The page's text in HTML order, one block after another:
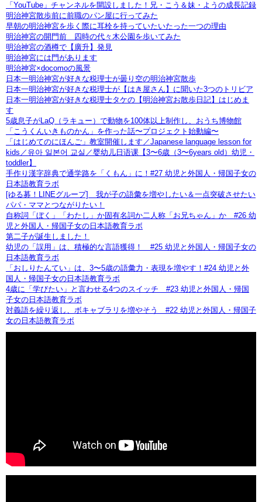
「YouTube」チャンネルを開設しました！兄・こう＆妹・ようの成長記録
明治神宮散歩前に前職のパン屋に行ってみた
早朝の明治神宮を歩く際に耳栓を持っていたいたった一つの理由
明治神宮の開門前 四時の代々木公園を歩いてみた
明治神宮の酒樽で【廣升】発見
明治神宮には門があります
明治神宮×docomoの風景
日本一明治神宮が好きな税理士が曇り空の明治神宮散歩
日本一明治神宮が好きな税理士が【はき屋さん】に聞いた3つのトリビア
日本一明治神宮が好きな税理士タケの【明治神宮お散歩日記】はじめま
す
5歳息子がLaQ（ラキュー）で動物を100体以上制作し、おうち博物館
「こうくんいきものかん」を作った話〜プロジェクト始動編〜
「はじめてのにほんご」教室開催します／Japanese language lesson for
kids／유아 일본어 교실／婴幼儿日语课【3〜6歳（3〜6years old）幼児・
toddler】
手作り漢字辞典で通学路を「くもん」に！#27 幼児と外国人・帰国子女の
日本語教育ラボ
[ゆる募！LINEグループ] 我が子の語彙を増やしたい＆一点突破させたい
パパ・ママとつながりたい！
自称詞「ぼく」「わたし」か固有名詞か二人称「お兄ちゃん」か #26 幼
児と外国人・帰国子女の日本語教育ラボ
第二子が誕生しました！
幼児の「誤用」は、積極的な言語獲得！ #25 幼児と外国人・帰国子女の
日本語教育ラボ
「おしりたんてい」は、3〜5歳の語彙力・表現を増やす！#24 幼児と外
国人・帰国子女の日本語教育ラボ
4歳に「学びたい」と言わせる4つのスイッチ #23 幼児と外国人・帰国
子女の日本語教育ラボ
対義語を繰り返し、ボキャブラリを増やそう #22 幼児と外国人・帰国子
女の日本語教育ラボ